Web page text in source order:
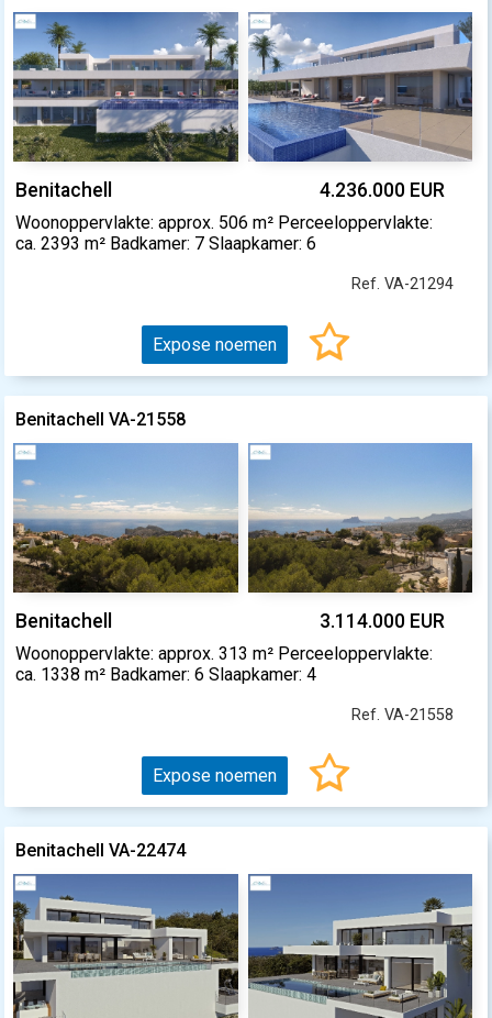
Benitachell 4.236.000 EUR
Woonoppervlakte: approx. 506 m² Perceeloppervlakte:
ca. 2393 m² Badkamer: 7 Slaapkamer: 6
Ref. VA-21294
Expose noemen
Benitachell VA-21558
Benitachell 3.114.000 EUR
Woonoppervlakte: approx. 313 m² Perceeloppervlakte:
ca. 1338 m² Badkamer: 6 Slaapkamer: 4
Ref. VA-21558
Expose noemen
Benitachell VA-22474